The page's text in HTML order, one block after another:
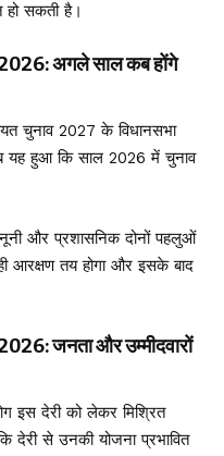
हो सकती है।
अगले साल कब होंगे
चुनाव 2027 के विधानसभा
यह हुआ कि साल 2026 में चुनाव
और प्रशासनिक दोनों पहलुओं
आरक्षण तय होगा और इसके बाद
जनता और उम्मीदवारों
इस देरी को लेकर मिश्रित
देरी से उनकी योजना प्रभावित